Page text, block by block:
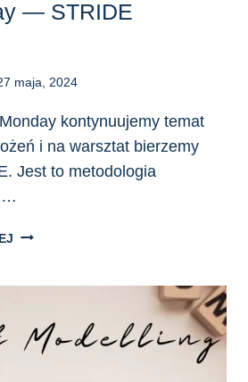
— STRIDE
maja, 2024
kontynuujemy temat
i na warsztat bierzemy
Jest to metodologia
CYBER